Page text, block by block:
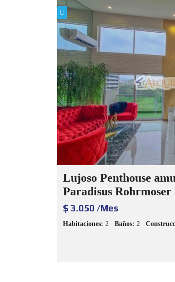
Lujoso Penthouse
Paradisus Rohrmoser
$ 3.050 /Mes
Habitaciones: 2 Baños: 2